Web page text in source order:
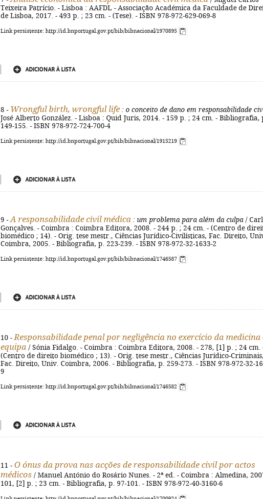
Teixeira Patrício. - Lisboa : AAFDL - Associação Académica da Faculdade de
de Lisboa, 2017. - 493 p. ; 23 cm. - (Tese). - ISBN 978-972-629-069-8
Link persistente: http://id.bnportugal.gov.pt/bib/bibnacional/1970895
ADICIONAR À LISTA
8 - Wrongful birth, wrongful life : o conceito de dano em responsabilidade
José Alberto González. - Lisboa : Quid Juris, 2014. - 159 p. ; 24 cm. - Bibliografia,
149-155. - ISBN 978-972-724-700-4
Link persistente: http://id.bnportugal.gov.pt/bib/bibnacional/1915219
ADICIONAR À LISTA
9 - A responsabilidade civil médica : um problema para além da culpa /
Gonçalves. - Coimbra : Coimbra Editora, 2008. - 244 p. ; 24 cm. - (Centro de
biomédico ; 14). - Orig. tese mestr., Ciências Jurídico-Civilísticas, Fac. Direito,
Coimbra, 2005. - Bibliografia, p. 223-239. - ISBN 978-972-32-1633-2
Link persistente: http://id.bnportugal.gov.pt/bib/bibnacional/1746587
ADICIONAR À LISTA
10 - Responsabilidade penal por negligência no exercício da medicina
equipa / Sónia Fidalgo. - Coimbra : Coimbra Editora, 2008. - 278, [1] p. ; 24 cm.
(Centro de direito biomédico ; 13). - Orig. tese mestr., Ciências Jurídico-Criminais,
Fac. Direito, Univ. Coimbra, 2006. - Bibliografia, p. 259-273. - ISBN 978-972-32-
9
Link persistente: http://id.bnportugal.gov.pt/bib/bibnacional/1746582
ADICIONAR À LISTA
11 - O ónus da prova nas acções de responsabilidade civil por actos
médicos / Manuel António do Rosário Nunes. - 2ª ed. - Coimbra : Almedina,
101, [2] p. ; 23 cm. - Bibliografia, p. 97-101. - ISBN 978-972-40-3160-6